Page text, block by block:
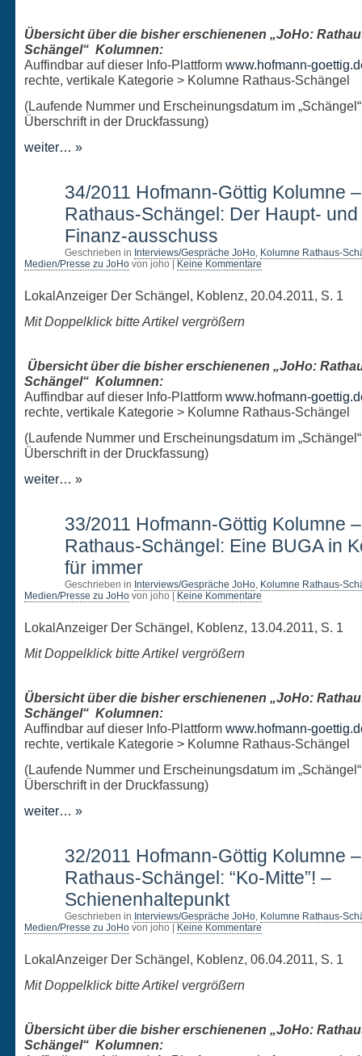
Übersicht über die bisher erschienenen „JoHo:
Schängel“ Kolumnen:
Auffindbar auf dieser Info-Plattform www.hofmann-
rechte, vertikale Kategorie > Kolumne Rathaus-Schängel
(Laufende Nummer und Erscheinungsdatum im
Überschrift in der Druckfassung)
weiter… »
34/2011 Hofmann-Göttig Kolumne
Rathaus-Schängel: Der Haupt- und
Finanz-ausschuss
Geschrieben in Interviews/Gespräche JoHo, Kolumne Rathaus-
Medien/Presse zu JoHo von joho | Keine Kommentare
LokalAnzeiger Der Schängel, Koblenz, 20.04.2011, S. 1
Mit Doppelklick bitte Artikel vergrößern
Übersicht über die bisher erschienenen „JoHo:
Schängel“ Kolumnen:
Auffindbar auf dieser Info-Plattform www.hofmann-
rechte, vertikale Kategorie > Kolumne Rathaus-Schängel
(Laufende Nummer und Erscheinungsdatum im
Überschrift in der Druckfassung)
weiter… »
33/2011 Hofmann-Göttig Kolumne
Rathaus-Schängel: Eine BUGA in
für immer
Geschrieben in Interviews/Gespräche JoHo, Kolumne Rathaus-
Medien/Presse zu JoHo von joho | Keine Kommentare
LokalAnzeiger Der Schängel, Koblenz, 13.04.2011, S. 1
Mit Doppelklick bitte Artikel vergrößern
Übersicht über die bisher erschienenen „JoHo:
Schängel“ Kolumnen:
Auffindbar auf dieser Info-Plattform www.hofmann-
rechte, vertikale Kategorie > Kolumne Rathaus-Schängel
(Laufende Nummer und Erscheinungsdatum im
Überschrift in der Druckfassung)
weiter… »
32/2011 Hofmann-Göttig Kolumne
Rathaus-Schängel: “Ko-Mitte”! –
Schienenhaltepunkt
Geschrieben in Interviews/Gespräche JoHo, Kolumne Rathaus-
Medien/Presse zu JoHo von joho | Keine Kommentare
LokalAnzeiger Der Schängel, Koblenz, 06.04.2011, S. 1
Mit Doppelklick bitte Artikel vergrößern
Übersicht über die bisher erschienenen „JoHo:
Schängel“ Kolumnen: